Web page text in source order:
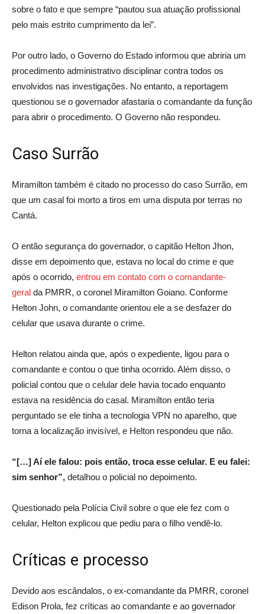
sobre o fato e que sempre “pautou sua atuação profissional
pelo mais estrito cumprimento da lei”.
Por outro lado, o Governo do Estado informou que abriria um
procedimento administrativo disciplinar contra todos os
envolvidos nas investigações. No entanto, a reportagem
questionou se o governador afastaria o comandante da função
para abrir o procedimento. O Governo não respondeu.
Caso Surrão
Miramilton também é citado no processo do caso Surrão, em
que um casal foi morto a tiros em uma disputa por terras no
Cantá.
O então segurança do governador, o capitão Helton Jhon,
disse em depoimento que, estava no local do crime e que
após o ocorrido, entrou em contato com o comandante-
geral da PMRR, o coronel Miramilton Goiano. Conforme
Helton John, o comandante orientou ele a se desfazer do
celular que usava durante o crime.
Helton relatou ainda que, após o expediente, ligou para o
comandante e contou o que tinha ocorrido. Além disso, o
policial contou que o celular dele havia tocado enquanto
estava na residência do casal. Miramilton então teria
perguntado se ele tinha a tecnologia VPN no aparelho, que
torna a localização invisível, e Helton respondeu que não.
“[…] Aí ele falou: pois então, troca esse celular. E eu falei:
sim senhor”, detalhou o policial no depoimento.
Questionado pela Polícia Civil sobre o que ele fez com o
celular, Helton explicou que pediu para o filho vendê-lo.
Críticas e processo
Devido aos escândalos, o ex-comandante da PMRR, coronel
Edison Prola, fez críticas ao comandante e ao governador